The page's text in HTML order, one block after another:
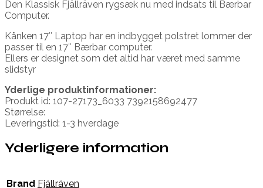
Den Klassisk Fjällräven rygsæk nu med indsats til Bærbar
Computer.
Kånken 17″ Laptop har en indbygget polstret lommer der
passer til en 17″ Bærbar computer.
Ellers er designet som det altid har været med samme
slidstyr
Yderlige produktinformationer:
Produkt id: 107-27173_6033 7392158692477
Størrelse:
Leveringstid: 1-3 hverdage
Yderligere information
Brand Fjällräven